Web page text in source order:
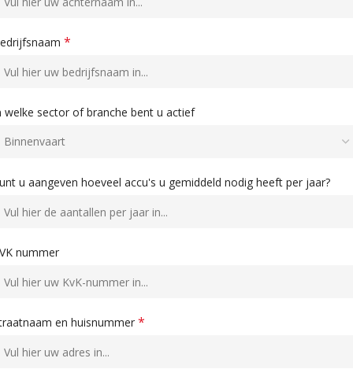
*
welke sector of branche bent u actief
u aangeven hoeveel accu's u gemiddeld nodig heeft per jaar?
nummer
en huisnummer *